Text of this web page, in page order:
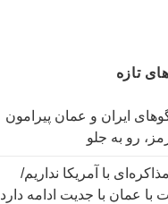
تازه
ایران و عمان پیرامون
رو به جلو
با آمریکا نداریم/
با عمان با جدیت ادامه دارد